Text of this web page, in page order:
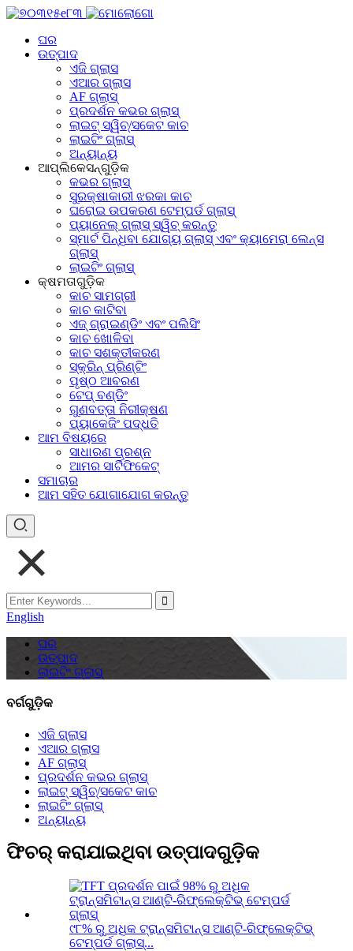
ଘର
ଉତ୍ପାଦ
ଏଜି ଗ୍ଲାସ
ଏଆର ଗ୍ଲାସ
AF ଗ୍ଲାସ୍
ପ୍ରଦର୍ଶନ କଭର ଗ୍ଲାସ୍
ଲାଇଟ୍ ସ୍ୱିଚ୍/ସକେଟ କାଚ
ଲାଇଟିଂ ଗ୍ଲାସ୍
ଅନ୍ୟାନ୍ୟ
ଆପ୍ଲିକେସନ୍‌ଗୁଡ଼ିକ
କଭର ଗ୍ଲାସ୍
ସୁରକ୍ଷାକାରୀ ଝରକା କାଚ
ଘରୋଇ ଉପକରଣ ଟେମ୍ପର୍ଡ ଗ୍ଲାସ୍
ପ୍ୟାନେଲ୍ ଗ୍ଲାସ୍ ସ୍ୱିଚ୍ କରନ୍ତୁ
ସ୍ମାର୍ଟ ପିନ୍ଧିବା ଯୋଗ୍ୟ ଗ୍ଲାସ୍ ଏବଂ କ୍ୟାମେରା ଲେନ୍ସ
ଗ୍ଲାସ୍
ଲାଇଟିଂ ଗ୍ଲାସ୍
କ୍ଷମତାଗୁଡ଼ିକ
କାଚ ସାମଗ୍ରୀ
କାଚ କାଟିବା
ଏଜ୍ ଗ୍ରାଇଣ୍ଡିଂ ଏବଂ ପଲିସିଂ
କାଚ ଖୋଳିବା
କାଚ ସଶକ୍ତୀକରଣ
ସ୍କ୍ରିନ୍ ପ୍ରିଣ୍ଟିଂ
ପୃଷ୍ଠ ଆବରଣ
ଟେପ୍ ବଣ୍ଡିଂ
ଗୁଣବତ୍ତା ନିରୀକ୍ଷଣ
ପ୍ୟାକେଜିଂ ପଦ୍ଧତି
ଆମ ବିଷୟରେ
ସାଧାରଣ ପ୍ରଶ୍ନ
ଆମର ସାର୍ଟିଫିକେଟ୍
ସମାଚାର
ଆମ ସହିତ ଯୋଗାଯୋଗ କରନ୍ତୁ
English
ଘର
ଉତ୍ପାଦ
ଲାଇଟିଂ ଗ୍ଲାସ୍
ବର୍ଗଗୁଡ଼ିକ
ଏଜି ଗ୍ଲାସ
ଏଆର ଗ୍ଲାସ
AF ଗ୍ଲାସ୍
ପ୍ରଦର୍ଶନ କଭର ଗ୍ଲାସ୍
ଲାଇଟ୍ ସ୍ୱିଚ୍/ସକେଟ କାଚ
ଲାଇଟିଂ ଗ୍ଲାସ୍
ଅନ୍ୟାନ୍ୟ
ଫିଚର୍ କରାଯାଇଥିବା ଉତ୍ପାଦଗୁଡ଼ିକ
୯୮% ରୁ ଅଧିକ ଟ୍ରାନ୍ସମିଟାନ୍ସ ଆଣ୍ଟି-ରିଫ୍ଲେକ୍ଟିଭ୍
ଟେମ୍ପର୍ଡ ଗ୍ଲାସ୍...